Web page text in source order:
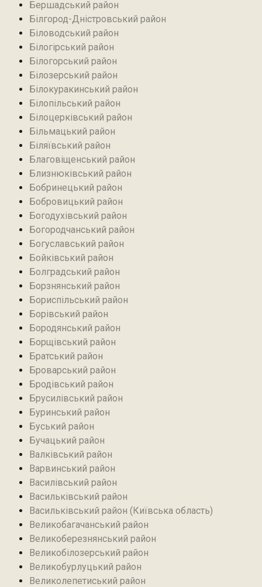
Бершадський район
Білгород-Дністровський район
Біловодський район‎
Білогірський район
Білогорський район
Білозерський район
Білокуракинський район‎
Білопільський район
Білоцерківський район
Більмацький район
Біляївський район‎
Благовіщенський район
Близнюківський район
Бобринецький район
Бобровицький район
Богодухівський район
Богородчанський район
Богуславський район
Бойківський район
Болградський район
Борзнянський район
Бориспільський район
Борівський район
Бородянський район
Борщівський район‎
Братський район‎
Броварський район
Бродівський район‎
Брусилівський район‎
Буринський район
Буський район‎
Бучацький район
Валківський район
Варвинський район
Василівський район
Васильківський район
Васильківський район (Київська область)
Великобагачанський район
Великоберезнянський район
Великобілозерський район‎
Великобурлуцький район
Великолепетиський район